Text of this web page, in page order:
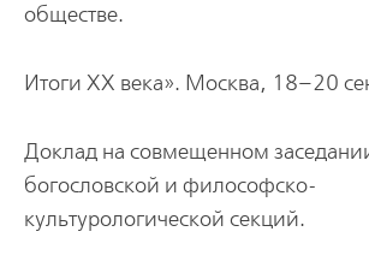
обществе.
Итоги XX века». Москва, 18–20
Доклад на совмещенном
богословской и философско-
культурологической секций.